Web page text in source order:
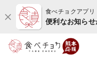
食べチョクアプリ
便利なお知らせ